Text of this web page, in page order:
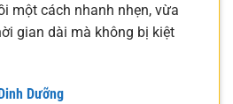
một cách nhanh nhẹn, vừa
gian dài mà không bị kiệt
Dưỡng